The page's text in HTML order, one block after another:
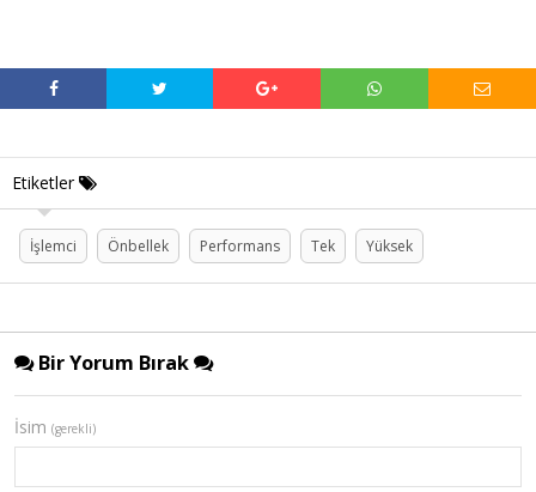
Etiketler
İşlemci Önbellek Performans Tek Yüksek
Bir Yorum Bırak
İsim (gerekli)